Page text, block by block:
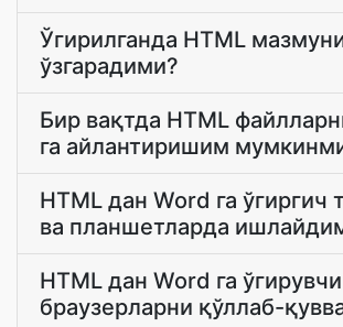
Ўгирилганда HTML
ўзгарадими?
Бир вақтда HTML
га айлантиришим
HTML дан Word га ўгиргич
ва планшетларда
HTML дан Word га
браузерларни қўллаб-